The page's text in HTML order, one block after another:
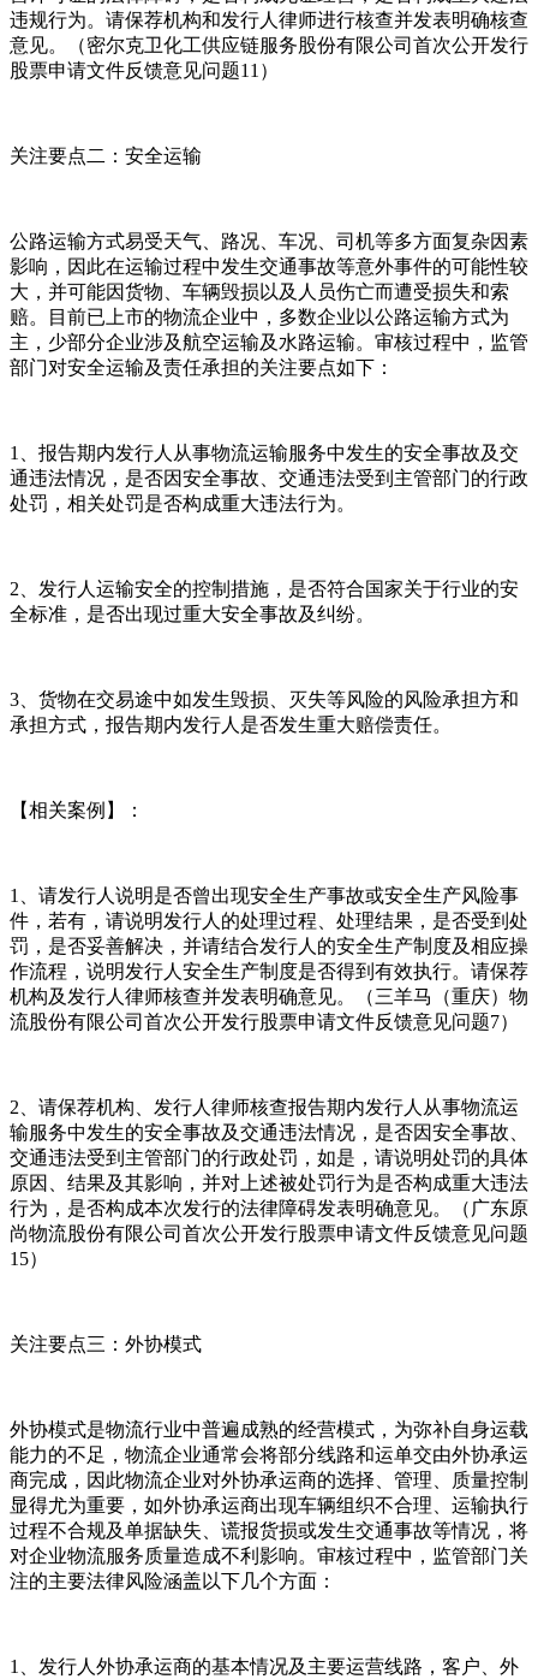
违规行为。请保荐机构和发行人律师进行核查并发表明确核查
意见。（密尔克卫化工供应链服务股份有限公司首次公开发行
股票申请文件反馈意见问题11）
关注要点二：安全运输
公路运输方式易受天气、路况、车况、司机等多方面复杂因素
影响，因此在运输过程中发生交通事故等意外事件的可能性较
大，并可能因货物、车辆毁损以及人员伤亡而遭受损失和索
赔。目前已上市的物流企业中，多数企业以公路运输方式为
主，少部分企业涉及航空运输及水路运输。审核过程中，监管
部门对安全运输及责任承担的关注要点如下：
1、报告期内发行人从事物流运输服务中发生的安全事故及交
通违法情况，是否因安全事故、交通违法受到主管部门的行政
处罚，相关处罚是否构成重大违法行为。
2、发行人运输安全的控制措施，是否符合国家关于行业的安
全标准，是否出现过重大安全事故及纠纷。
3、货物在交易途中如发生毁损、灭失等风险的风险承担方和
承担方式，报告期内发行人是否发生重大赔偿责任。
【相关案例】：
1、请发行人说明是否曾出现安全生产事故或安全生产风险事
件，若有，请说明发行人的处理过程、处理结果，是否受到处
罚，是否妥善解决，并请结合发行人的安全生产制度及相应操
作流程，说明发行人安全生产制度是否得到有效执行。请保荐
机构及发行人律师核查并发表明确意见。（三羊马（重庆）物
流股份有限公司首次公开发行股票申请文件反馈意见问题7）
2、请保荐机构、发行人律师核查报告期内发行人从事物流运
输服务中发生的安全事故及交通违法情况，是否因安全事故、
交通违法受到主管部门的行政处罚，如是，请说明处罚的具体
原因、结果及其影响，并对上述被处罚行为是否构成重大违法
行为，是否构成本次发行的法律障碍发表明确意见。（广东原
尚物流股份有限公司首次公开发行股票申请文件反馈意见问题
15）
关注要点三：外协模式
外协模式是物流行业中普遍成熟的经营模式，为弥补自身运载
能力的不足，物流企业通常会将部分线路和运单交由外协承运
商完成，因此物流企业对外协承运商的选择、管理、质量控制
显得尤为重要，如外协承运商出现车辆组织不合理、运输执行
过程不合规及单据缺失、谎报货损或发生交通事故等情况，将
对企业物流服务质量造成不利影响。审核过程中，监管部门关
注的主要法律风险涵盖以下几个方面：
1、发行人外协承运商的基本情况及主要运营线路，客户、外